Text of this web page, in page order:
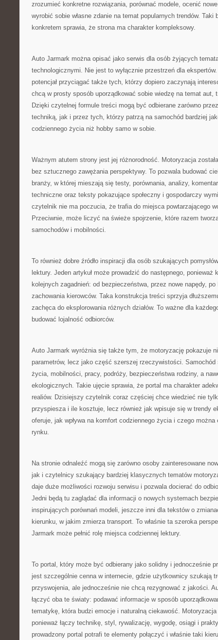
zrozumieć konkretne rozwiązania, porównać modele, ocenić
wyrobić sobie własne zdanie na temat popularnych trendów.
konkretem sprawia, że strona ma charakter kompleksowy.
Auto Jarmark można opisać jako serwis dla osób żyjących
technologicznymi. Nie jest to wyłącznie przestrzeń dla
potencjał przyciągać także tych, którzy dopiero zaczynają
chcą w prosty sposób uporządkować sobie wiedzę na temat aut,
Dzięki czytelnej formule treści mogą być odbierane zarówno
techniką, jak i przez tych, którzy patrzą na samochód bardziej
codziennego życia niż hobby samo w sobie.
Ważnym atutem strony jest jej różnorodność. Motoryzacja
bez sztucznego zawężania perspektywy. To pozwala budować
branży, w której mieszają się testy, porównania, analizy,
techniczne oraz teksty pokazujące społeczny i gospodarczy
czytelnik nie ma poczucia, że trafia do miejsca powtarzającego
Przeciwnie, może liczyć na świeże spojrzenie, które razem
samochodów i mobilności.
To również dobre źródło inspiracji dla osób szukających
lektury. Jeden artykuł może prowadzić do następnego, ponieważ
kolejnych zagadnień: od bezpieczeństwa, przez nowe napędy,
zachowania kierowców. Taka konstrukcja treści sprzyja
zachęca do eksplorowania różnych działów. To ważne dla
budować lojalność odbiorców.
Auto Jarmark wyróżnia się także tym, że motoryzację pokazuje
parametrów, lecz jako część szerszej rzeczywistości.
życia, mobilności, pracy, podróży, bezpieczeństwa rodziny, a
ekologicznych. Takie ujęcie sprawia, że portal ma charakter
realiów. Dzisiejszy czytelnik coraz częściej chce wiedzieć nie
przyspiesza i ile kosztuje, lecz również jak wpisuje się w trendy
oferuje, jak wpływa na komfort codziennego życia i czego można
rynku.
Na stronie odnaleźć mogą się zarówno osoby zainteresowane
jak i czytelnicy szukający bardziej klasycznych tematów
daje duże możliwości rozwoju serwisu i pozwala docierać do
Jedni będą tu zaglądać dla informacji o nowych systemach
inspirujących porównań modeli, jeszcze inni dla tekstów o
kierunku, w jakim zmierza transport. To właśnie ta szeroka
Jarmark może pełnić rolę miejsca codziennej lektury.
To portal, który może być odbierany jako solidny i jednocześnie
jest szczególnie cenna w internecie, gdzie użytkownicy szukają
przyswojenia, ale jednocześnie nie chcą rezygnować z jakości.
łączyć oba te światy: podawać informacje w sposób
tematykę, która budzi emocje i naturalną ciekawość.
ponieważ łączy technikę, styl, rywalizację, wygodę, osiągi i
prowadzony portal potrafi te elementy połączyć i właśnie taki